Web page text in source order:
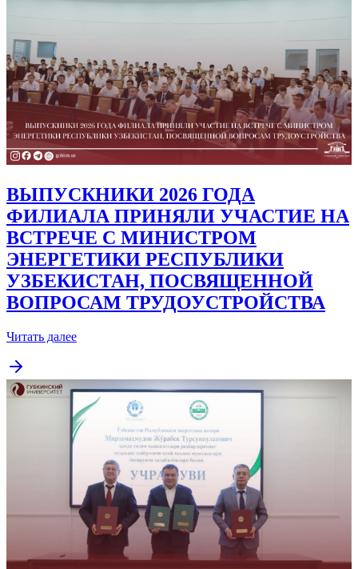
ВЫПУСКНИКИ 2026 ГОДА
ФИЛИАЛА ПРИНЯЛИ УЧАСТИЕ НА
ВСТРЕЧЕ С МИНИСТРОМ
ЭНЕРГЕТИКИ РЕСПУБЛИКИ
УЗБЕКИСТАН, ПОСВЯЩЕННОЙ
ВОПРОСАМ ТРУДОУСТРОЙСТВА
Читать далее